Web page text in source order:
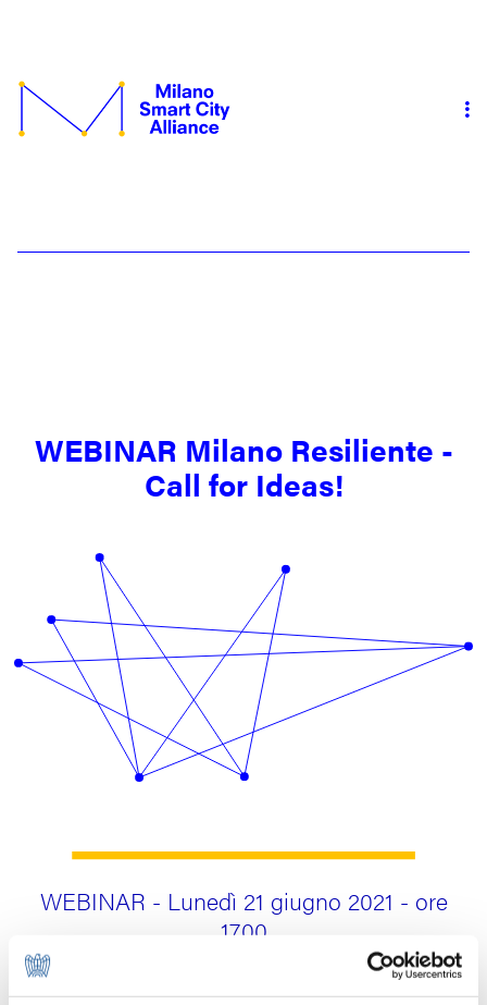
WEBINAR Milano Resiliente -
Call for Ideas!
WEBINAR - Lunedì 21 giugno 2021 - ore
17.00